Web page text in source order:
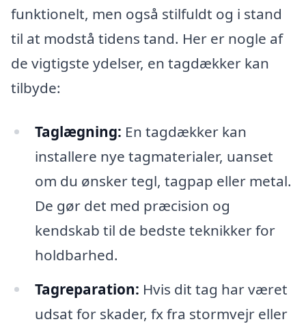
funktionelt, men også stilfuldt og i stand
til at modstå tidens tand. Her er nogle af
de vigtigste ydelser, en tagdækker kan
tilbyde:
Taglægning: En tagdækker kan
installere nye tagmaterialer, uanset
om du ønsker tegl, tagpap eller metal.
De gør det med præcision og
kendskab til de bedste teknikker for
holdbarhed.
Tagreparation: Hvis dit tag har været
udsat for skader, fx fra stormvejr eller